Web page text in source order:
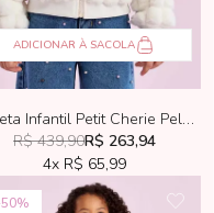
ADICIONAR À SACOLA
Jaqueta Infantil Petit Cherie Pele Sintética Off-White
R$ 439,90R$ 263,94
4x R$ 65,99
50%